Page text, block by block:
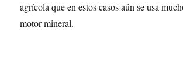
agrícola que en estos casos aún se usa
motor mineral.